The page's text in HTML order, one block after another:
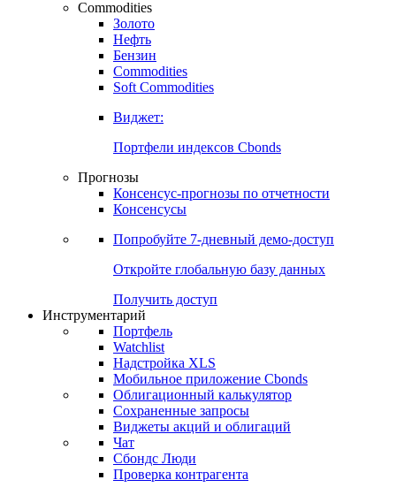
Commodities
Золото
Нефть
Бензин
Commodities
Soft Commodities
Виджет:
Портфели индексов Cbonds
Прогнозы
Консенсус-прогнозы по отчетности
Консенсусы
Попробуйте 7-дневный демо-доступ
Откройте глобальную базу данных
Получить доступ
Инструментарий
Портфель
Watchlist
Надстройка XLS
Мобильное приложение Cbonds
Облигационный калькулятор
Сохраненные запросы
Виджеты акций и облигаций
Чат
Сбондс Люди
Проверка контрагента